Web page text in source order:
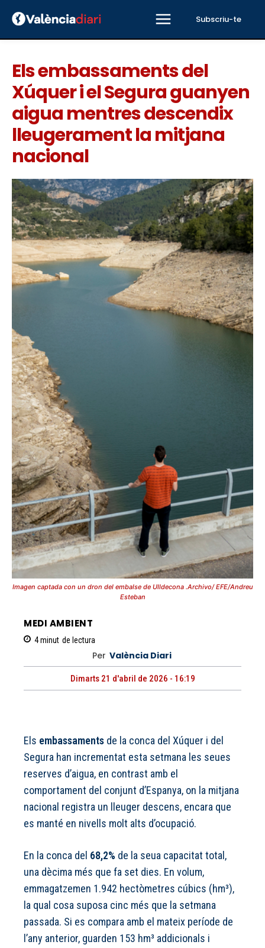
Subscriu-te
Els embassaments del
Xúquer i el Segura guanyen
aigua mentres descendix
lleugerament la mitjana
nacional
Imagen captada con un dron del embalse de Ulldecona .Archivo/ EFE/Andreu
Esteban
MEDI AMBIENT
4minut de lectura
Per València Diari
Dimarts 21 d'abril de 2026 - 16:19
Els embassaments de la conca del Xúquer i del
Segura han incrementat esta setmana les seues
reserves d’aigua, en contrast amb el
comportament del conjunt d’Espanya, on la mitjana
nacional registra un lleuger descens, encara que
es manté en nivells molt alts d’ocupació.
En la conca del 68,2% de la seua capacitat total,
una dècima més que fa set dies. En volum,
emmagatzemen 1.942 hectòmetres cúbics (hm³),
la qual cosa suposa cinc més que la setmana
passada. Si es compara amb el mateix període de
l’any anterior, guarden 153 hm³ addicionals i